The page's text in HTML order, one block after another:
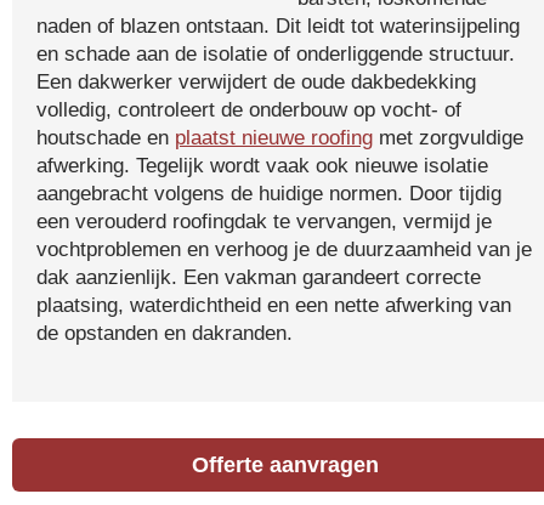
naden of blazen ontstaan. Dit leidt tot waterinsijpeling
en schade aan de isolatie of onderliggende structuur.
Een dakwerker verwijdert de oude dakbedekking
volledig, controleert de onderbouw op vocht- of
houtschade en plaatst nieuwe roofing met zorgvuldige
afwerking. Tegelijk wordt vaak ook nieuwe isolatie
aangebracht volgens de huidige normen. Door tijdig
een verouderd roofingdak te vervangen, vermijd je
vochtproblemen en verhoog je de duurzaamheid van je
dak aanzienlijk. Een vakman garandeert correcte
plaatsing, waterdichtheid en een nette afwerking van
de opstanden en dakranden.
Offerte aanvragen